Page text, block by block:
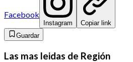
Facebook
Instagram
Copiar link
Guardar
Las mas leidas de Región